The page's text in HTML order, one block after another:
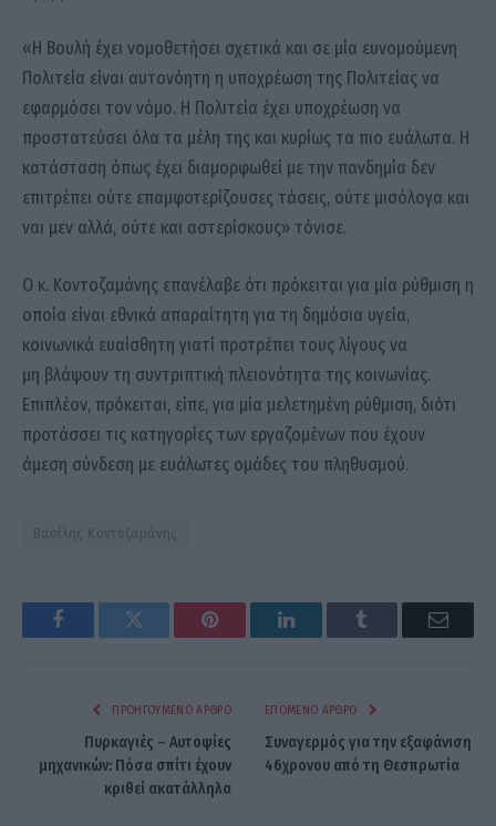
«Η Βουλή έχει νομοθετήσει σχετικά και σε μία ευνομούμενη
Πολιτεία είναι αυτονόητη η υποχρέωση της Πολιτείας να
εφαρμόσει τον νόμο. Η Πολιτεία έχει υποχρέωση να
προστατεύσει όλα τα μέλη της και κυρίως τα πιο ευάλωτα. Η
κατάσταση όπως έχει διαμορφωθεί με την πανδημία δεν
επιτρέπει ούτε επαμφοτερίζουσες τάσεις, ούτε μισόλογα και
ναι μεν αλλά, ούτε και αστερίσκους» τόνισε.
Ο κ. Κοντοζαμάνης επανέλαβε ότι πρόκειται για μία ρύθμιση η
οποία είναι εθνικά απαραίτητη για τη δημόσια υγεία,
κοινωνικά ευαίσθητη γιατί προτρέπει τους λίγους να
μη βλάψουν τη συντριπτική πλειονότητα της κοινωνίας.
Επιπλέον, πρόκειται, είπε, για μία μελετημένη ρύθμιση, διότι
προτάσσει τις κατηγορίες των εργαζομένων που έχουν
άμεση σύνδεση με ευάλωτες ομάδες του πληθυσμού.
Βασίλης Κοντοζαμάνης
FacebookTwitter Pinterest LinkedInTumblr Email
ΠΡΟΗΓΟΎΜΕΝΟ ΆΡΘΡΟ
Πυρκαγιές – Αυτοψίες
μηχανικών: Πόσα σπίτι έχουν
κριθεί ακατάλληλα
ΕΠΌΜΕΝΟ ΆΡΘΡΟ
Συναγερμός για την εξαφάνιση
46χρονου από τη Θεσπρωτία